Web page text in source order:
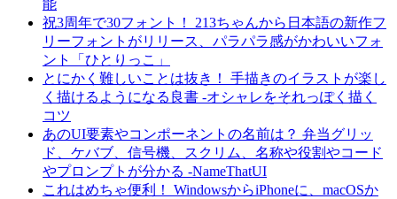
能
祝3周年で30フォント！ 213ちゃんから日本語の新作フ
リーフォントがリリース、パラパラ感がかわいいフォ
ント「ひとりっこ」
とにかく難しいことは抜き！ 手描きのイラストが楽し
く描けるようになる良書 -オシャレをそれっぽく描く
コツ
あのUI要素やコンポーネントの名前は？ 弁当グリッ
ド、ケバブ、信号機、スクリム、名称や役割やコード
やプロンプトが分かる -NameThatUI
これはめちゃ便利！ WindowsからiPhoneに、macOSか